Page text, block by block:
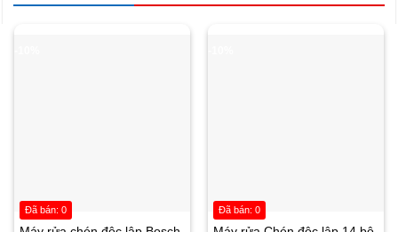
Đã bán: 0 Đã bán: 0